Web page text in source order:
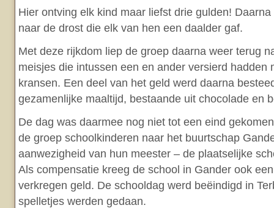
Hier ontving elk kind maar liefst drie gulden!
naar de drost die elk van hen een daalder gaf.
Met deze rijkdom liep de groep daarna weer terug
meisjes die intussen een en ander versierd hadden
kransen. Een deel van het geld werd daarna
gezamenlijke maaltijd, bestaande uit chocolade en
De dag was daarmee nog niet tot een eind
de groep schoolkinderen naar het buurtschap
aanwezigheid van hun meester – de plaatselijke
Als compensatie kreeg de school in Gander ook
verkregen geld. De schooldag werd beëindigd in
spelletjes werden gedaan.